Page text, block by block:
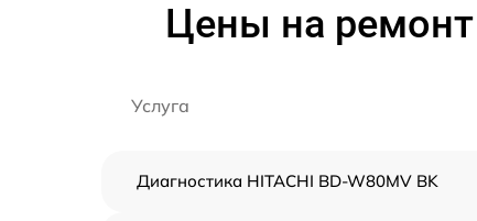
Цены на
Услуга
Диагностика HITACHI BD-W80MV BK